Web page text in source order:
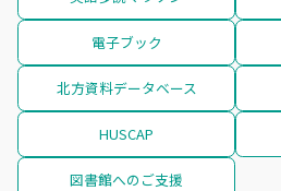
電子ブック
北方資料データベース
HUSCAP
図書館へのご支援